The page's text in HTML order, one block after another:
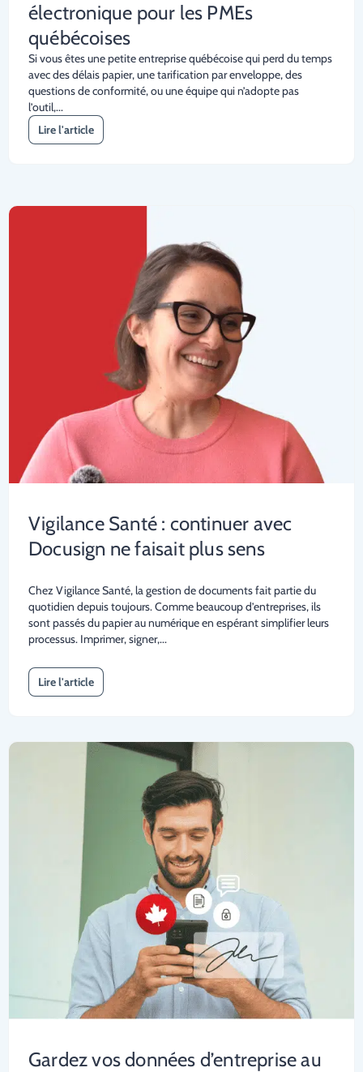
électronique pour les PMEs
québécoises
Si vous êtes une petite entreprise québécoise qui perd du temps
avec des délais papier, une tarification par enveloppe, des
questions de conformité, ou une équipe qui n’adopte pas
l’outil,...
Lire l'article
Vigilance Santé : continuer avec
Docusign ne faisait plus sens
Chez Vigilance Santé, la gestion de documents fait partie du
quotidien depuis toujours. Comme beaucoup d’entreprises, ils
sont passés du papier au numérique en espérant simplifier leurs
processus. Imprimer, signer,...
Lire l'article
Gardez vos données d’entreprise au